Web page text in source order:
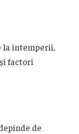
la intemperii,
factori
de